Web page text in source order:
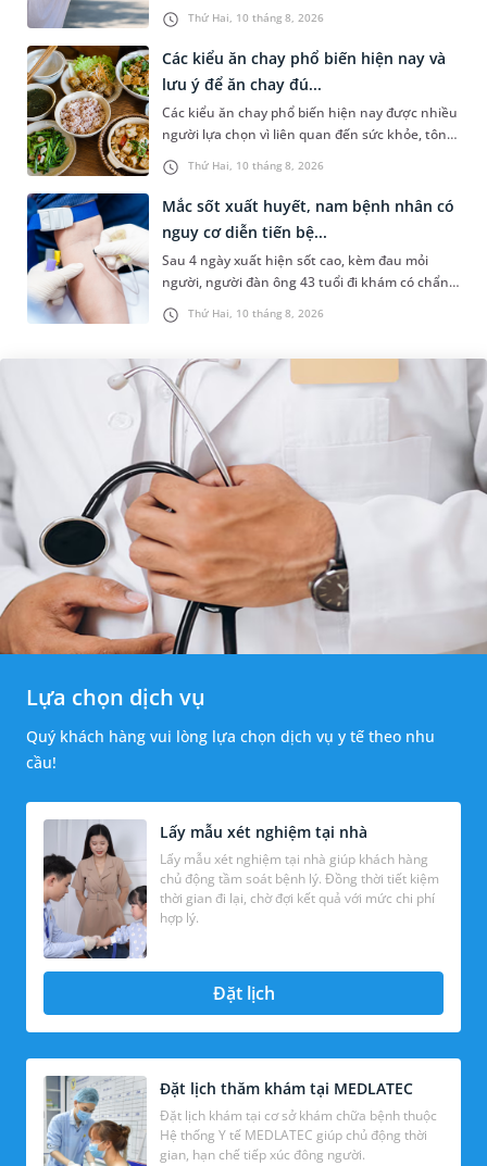
Thứ Hai, 10 tháng 8, 2026
loạn điều hòa thân nhiệt, thường gặp ở người
hoạt động ngoài trời. Nh...
Thứ Hai, 10 tháng 8, 2026
Các kiểu ăn chay phổ biến hiện nay và
lưu ý để ăn chay đú...
Các kiểu ăn chay phổ biến hiện nay được nhiều
người lựa chọn vì liên quan đến sức khỏe, tôn
giáo hoặc lối sống lành mạnh. Tuy nhiên,
không phải ai cũng hiểu...
Thứ Hai, 10 tháng 8, 2026
Mắc sốt xuất huyết, nam bệnh nhân có
nguy cơ diễn tiến bệ...
Sau 4 ngày xuất hiện sốt cao, kèm đau mỏi
người, người đàn ông 43 tuổi đi khám có chẩn
đoán sốt xuất huyết Dengue và phải nhập viện
điều trị ngay để tránh bi...
Lựa chọn dịch vụ
Quý khách hàng vui lòng lựa chọn dịch vụ y tế theo nhu
cầu!
Lấy mẫu xét nghiệm tại nhà
Lấy mẫu xét nghiệm tại nhà giúp khách hàng
chủ động tầm soát bệnh lý. Đồng thời tiết kiệm
thời gian đi lại, chờ đợi kết quả với mức chi phí
hợp lý.
Đặt lịch
Đặt lịch thăm khám tại MEDLATEC
Đặt lịch khám tại cơ sở khám chữa bệnh thuộc
Hệ thống Y tế MEDLATEC giúp chủ động thời
gian, hạn chế tiếp xúc đông người.